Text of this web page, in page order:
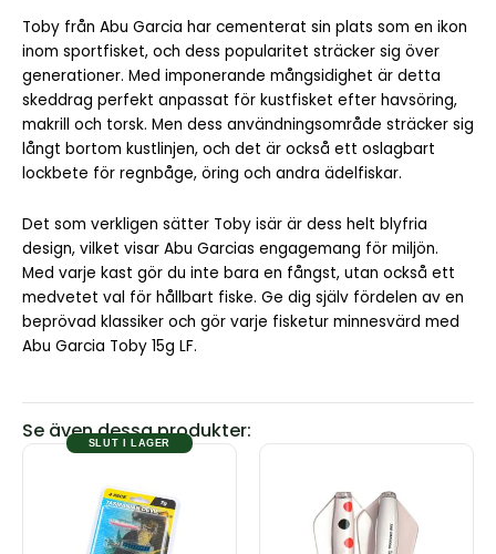
Toby från Abu Garcia har cementerat sin plats som en ikon
inom sportfisket, och dess popularitet sträcker sig över
generationer. Med imponerande mångsidighet är detta
skeddrag perfekt anpassat för kustfisket efter havsöring,
makrill och torsk. Men dess användningsområde sträcker sig
långt bortom kustlinjen, och det är också ett oslagbart
lockbete för regnbåge, öring och andra ädelfiskar.
Det som verkligen sätter Toby isär är dess helt blyfria
design, vilket visar Abu Garcias engagemang för miljön.
Med varje kast gör du inte bara en fångst, utan också ett
medvetet val för hållbart fiske. Ge dig själv fördelen av en
beprövad klassiker och gör varje fisketur minnesvärd med
Abu Garcia Toby 15g LF.
Se även dessa produkter:
SLUT I LAGER
Den
produkten